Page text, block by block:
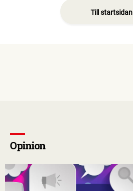
Till startsidan
Opinion